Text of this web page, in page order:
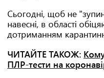
Сьогодні, щоб не
навесні, в області
дотриманням
ЧИТАЙТЕ ТАКОЖ:
ПЛР-тести на